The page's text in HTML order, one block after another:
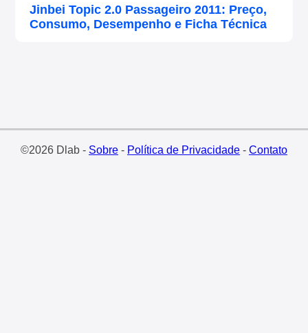
Jinbei Topic 2.0 Passageiro 2011: Preço,
Consumo, Desempenho e Ficha Técnica
©2026 Dlab - Sobre- Política de Privacidade- Contato